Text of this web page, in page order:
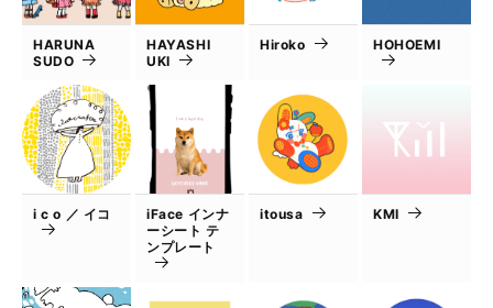
HARUNA
SUDO
HAYASHI
UKI
Hiroko HOHOEMI
i c o ／ イコ
iFace インナ
ーシート テ
ンプレート
itousa KMI